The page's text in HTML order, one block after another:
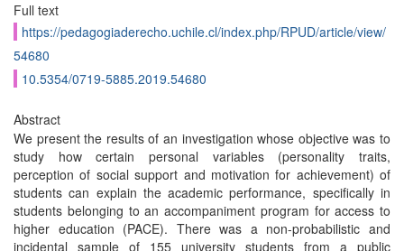
Full text
https://pedagogiaderecho.uchile.cl/index.php/RPUD/article/view/
54680
10.5354/0719-5885.2019.54680
Abstract
We present the results of an investigation whose objective was to
study how certain personal variables (personality traits,
perception of social support and motivation for achievement) of
students can explain the academic performance, specifically in
students belonging to an accompaniment program for access to
higher education (PACE). There was a non-probabilistic and
incidental sample of 155 university students from a public